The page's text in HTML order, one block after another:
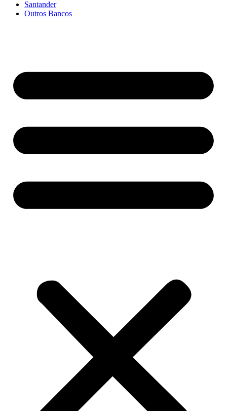
Santander
Outros Bancos